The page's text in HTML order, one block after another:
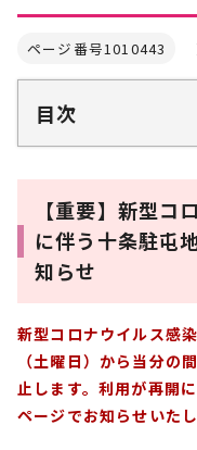
ページ番号1010443
目次
【重要】新型コ
に伴う十条駐屯
知らせ
新型コロナウイルス感
（土曜日）から当分の
止します。利用が再開
ページでお知らせいたし